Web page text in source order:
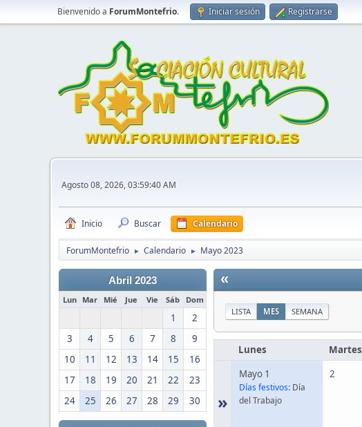
Bienvenido a ForumMontefrio. Iniciar sesión Registrarse
Agosto 08, 2026, 03:59:40 AM
Inicio Buscar Calendario
ForumMontefrio ► Calendario ► Mayo 2023
Abril 2023
Lun Mar Mié Jue Vie Sáb Dom
1
2
3
4 5 6 7 8
9
10
11 12 13 14 15
16
17
18 19 20 21 22
23
24
25 26 27 28 29 30
«
LISTA MES SEMANA
Lunes Martes
»
Mayo 1
Días festivos: Día
del Trabajo
2